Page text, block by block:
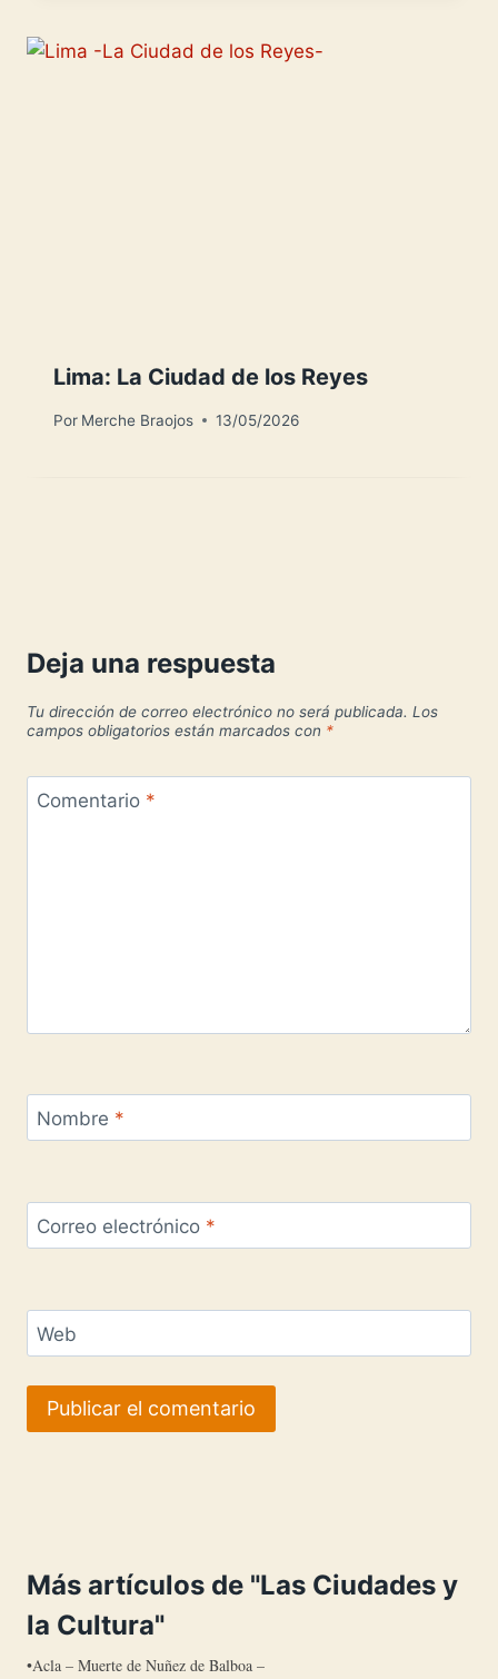
Lima: La Ciudad de los Reyes
Por Merche Braojos 13/05/2026
Deja una respuesta
Tu dirección de correo electrónico no será publicada. Los
campos obligatorios están marcados con *
Comentario *
Nombre *
Correo electrónico *
Web
Más artículos de "Las Ciudades y
la Cultura"
Acla – Muerte de Nuñez de Balboa –